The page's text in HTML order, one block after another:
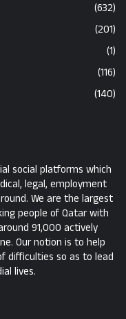
(632)
(201)
(1)
(116)
(140)
social platforms which
legal, employment
We are the largest
people of Qatar with
91,000 actively
Our notion is to help
difficulties so as to lead
lives.